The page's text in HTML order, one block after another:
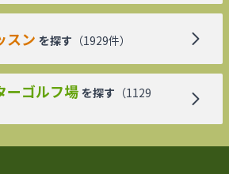
スン を探す （1929件）
ーゴルフ場 を探す （1129